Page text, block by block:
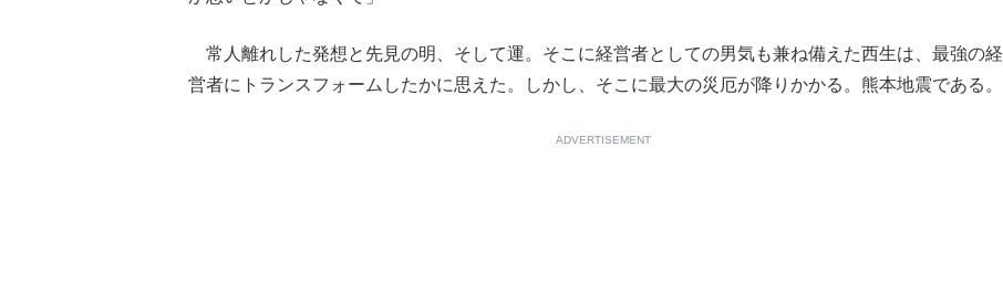
常人離れした発想と先見の明、そして運。そこに経営者としての男気も兼ね備えた西生は、最強の経
営者にトランスフォームしたかに思えた。しかし、そこに最大の災厄が降りかかる。熊本地震である。
ADVERTISEMENT